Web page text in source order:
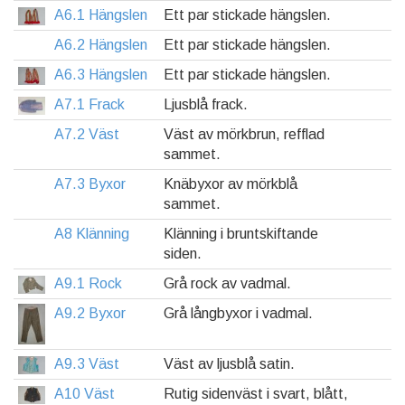
A6.1 Hängslen
Ett par stickade hängslen.
A6.2 Hängslen
Ett par stickade hängslen.
A6.3 Hängslen
Ett par stickade hängslen.
A7.1 Frack
Ljusblå frack.
A7.2 Väst
Väst av mörkbrun, refflad
sammet.
A7.3 Byxor
Knäbyxor av mörkblå
sammet.
A8 Klänning
Klänning i bruntskiftande
siden.
A9.1 Rock
Grå rock av vadmal.
A9.2 Byxor
Grå långbyxor i vadmal.
A9.3 Väst
Väst av ljusblå satin.
A10 Väst
Rutig sidenväst i svart, blått,